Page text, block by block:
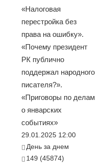
«Налоговая
перестройка без
права на ошибку».
«Почему президент
РК публично
поддержал народного
писателя?».
«Приговоры по делам
о январских
событиях»
29.01.2025 12:00
День за днем
149 (45874)